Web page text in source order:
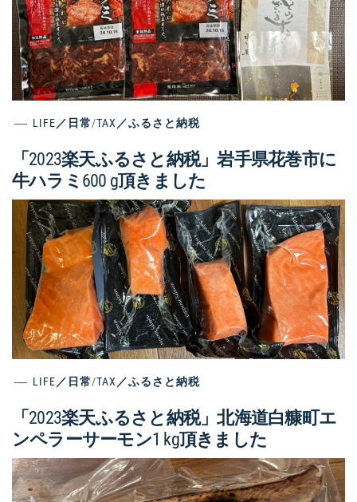
LIFE／日常/TAX／ふるさと納税
「2023楽天ふるさと納税」岩手県花巻市に
牛ハラミ600 g頂きました
LIFE／日常/TAX／ふるさと納税
「2023楽天ふるさと納税」北海道白糠町エ
ンペラーサーモン1 kg頂きました